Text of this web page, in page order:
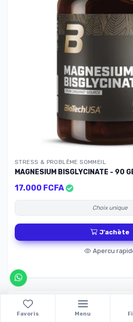
STRESS & PROBLÈME SOMMEIL
MAGNESIUM BISGLYCINATE - 90
17.000 FCFA
Choix unique
J'achète
Apercu
Favoris Menu